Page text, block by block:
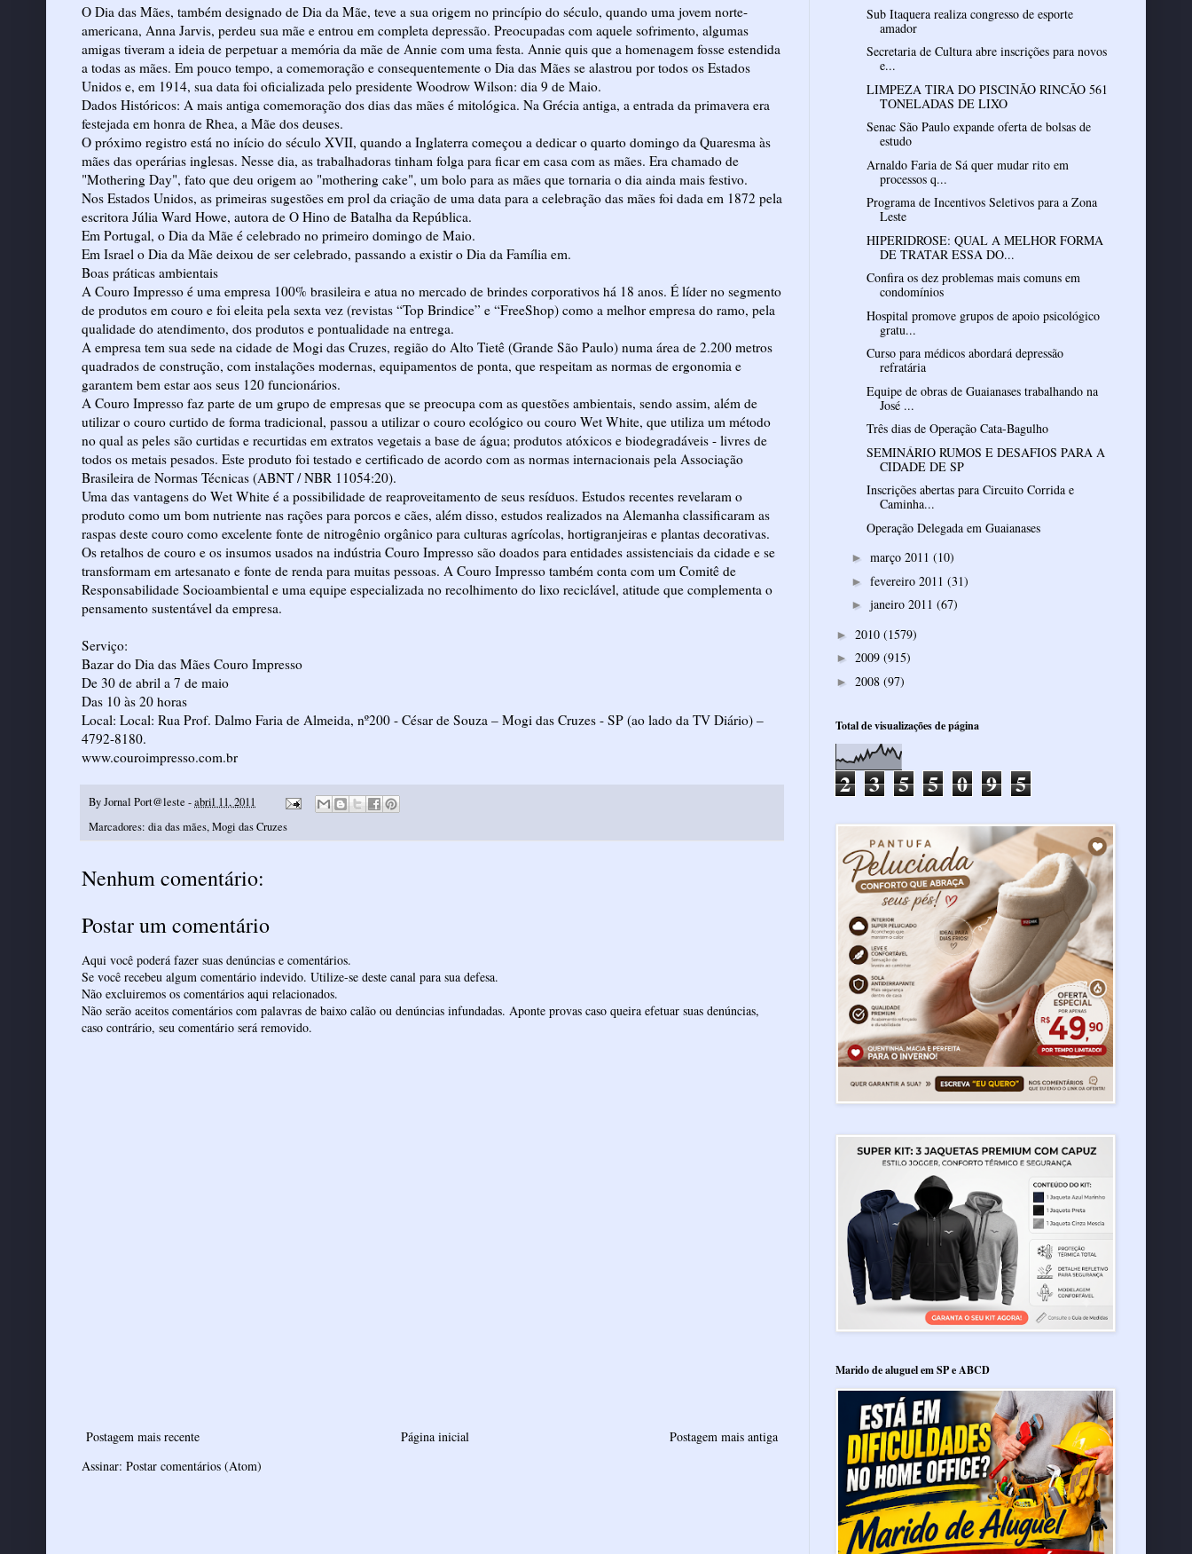
O Dia das Mães, também designado de Dia da Mãe, teve a sua origem no princípio do século, quando uma jovem norte-
americana, Anna Jarvis, perdeu sua mãe e entrou em completa depressão. Preocupadas com aquele sofrimento, algumas
amigas tiveram a ideia de perpetuar a memória da mãe de Annie com uma festa. Annie quis que a homenagem fosse estendida
a todas as mães. Em pouco tempo, a comemoração e consequentemente o Dia das Mães se alastrou por todos os Estados
Unidos e, em 1914, sua data foi oficializada pelo presidente Woodrow Wilson: dia 9 de Maio.
Dados Históricos: A mais antiga comemoração dos dias das mães é mitológica. Na Grécia antiga, a entrada da primavera era
festejada em honra de Rhea, a Mãe dos deuses.
O próximo registro está no início do século XVII, quando a Inglaterra começou a dedicar o quarto domingo da Quaresma às
mães das operárias inglesas. Nesse dia, as trabalhadoras tinham folga para ficar em casa com as mães. Era chamado de
"Mothering Day", fato que deu origem ao "mothering cake", um bolo para as mães que tornaria o dia ainda mais festivo.
Nos Estados Unidos, as primeiras sugestões em prol da criação de uma data para a celebração das mães foi dada em 1872 pela
escritora Júlia Ward Howe, autora de O Hino de Batalha da República.
Em Portugal, o Dia da Mãe é celebrado no primeiro domingo de Maio.
Em Israel o Dia da Mãe deixou de ser celebrado, passando a existir o Dia da Família em.
Boas práticas ambientais
A Couro Impresso é uma empresa 100% brasileira e atua no mercado de brindes corporativos há 18 anos. É líder no segmento
de produtos em couro e foi eleita pela sexta vez (revistas “Top Brindice” e “FreeShop) como a melhor empresa do ramo, pela
qualidade do atendimento, dos produtos e pontualidade na entrega.
A empresa tem sua sede na cidade de Mogi das Cruzes, região do Alto Tietê (Grande São Paulo) numa área de 2.200 metros
quadrados de construção, com instalações modernas, equipamentos de ponta, que respeitam as normas de ergonomia e
garantem bem estar aos seus 120 funcionários.
A Couro Impresso faz parte de um grupo de empresas que se preocupa com as questões ambientais, sendo assim, além de
utilizar o couro curtido de forma tradicional, passou a utilizar o couro ecológico ou couro Wet White, que utiliza um método
no qual as peles são curtidas e recurtidas em extratos vegetais a base de água; produtos atóxicos e biodegradáveis - livres de
todos os metais pesados. Este produto foi testado e certificado de acordo com as normas internacionais pela Associação
Brasileira de Normas Técnicas (ABNT / NBR 11054:20).
Uma das vantagens do Wet White é a possibilidade de reaproveitamento de seus resíduos. Estudos recentes revelaram o
produto como um bom nutriente nas rações para porcos e cães, além disso, estudos realizados na Alemanha classificaram as
raspas deste couro como excelente fonte de nitrogênio orgânico para culturas agrícolas, hortigranjeiras e plantas decorativas.
Os retalhos de couro e os insumos usados na indústria Couro Impresso são doados para entidades assistenciais da cidade e se
transformam em artesanato e fonte de renda para muitas pessoas. A Couro Impresso também conta com um Comitê de
Responsabilidade Socioambiental e uma equipe especializada no recolhimento do lixo reciclável, atitude que complementa o
pensamento sustentável da empresa.
Serviço:
Bazar do Dia das Mães Couro Impresso
De 30 de abril a 7 de maio
Das 10 às 20 horas
Local: Local: Rua Prof. Dalmo Faria de Almeida, nº200 - César de Souza – Mogi das Cruzes - SP (ao lado da TV Diário) –
4792-8180.
www.couroimpresso.com.br
ByJornal Port@leste -abril 11, 2011
Marcadores: dia das mães,Mogi das Cruzes
Nenhum comentário:
Postar um comentário
Aqui você poderá fazer suas denúncias e comentários.
Se você recebeu algum comentário indevido. Utilize-se deste canal para sua defesa.
Não excluiremos os comentários aqui relacionados.
Não serão aceitos comentários com palavras de baixo calão ou denúncias infundadas. Aponte provas caso queira efetuar suas denúncias,
caso contrário, seu comentário será removido.
Postagem mais recente Postagem mais antiga
Página inicial
Assinar: Postar comentários (Atom)
Sub Itaquera realiza congresso de esporte
amador
Secretaria de Cultura abre inscrições para novos
e...
LIMPEZA TIRA DO PISCINÃO RINCÃO 561
TONELADAS DE LIXO
Senac São Paulo expande oferta de bolsas de
estudo
Arnaldo Faria de Sá quer mudar rito em
processos q...
Programa de Incentivos Seletivos para a Zona
Leste
HIPERIDROSE: QUAL A MELHOR FORMA
DE TRATAR ESSA DO...
Confira os dez problemas mais comuns em
condomínios
Hospital promove grupos de apoio psicológico
gratu...
Curso para médicos abordará depressão
refratária
Equipe de obras de Guaianases trabalhando na
José ...
Três dias de Operação Cata-Bagulho
SEMINÁRIO RUMOS E DESAFIOS PARA A
CIDADE DE SP
Inscrições abertas para Circuito Corrida e
Caminha...
Operação Delegada em Guaianases
► março 2011 (10)
► fevereiro 2011 (31)
► janeiro 2011 (67)
► 2010 (1579)
► 2009 (915)
► 2008 (97)
Total de visualizações de página
2 3 5 5 0 9 5
Marido de aluguel em SP e ABCD